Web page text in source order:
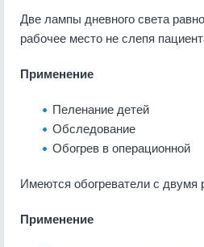
Две лампы дневного света
рабочее место не слепя
Применение
Пеленание детей
Обследование
Обогрев в операционной
Имеются обогреватели с двумя
Применение